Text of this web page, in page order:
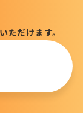
ただけます。